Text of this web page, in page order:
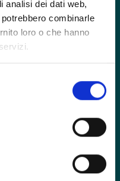
analisi dei dati web,
combinarle
loro o che hanno